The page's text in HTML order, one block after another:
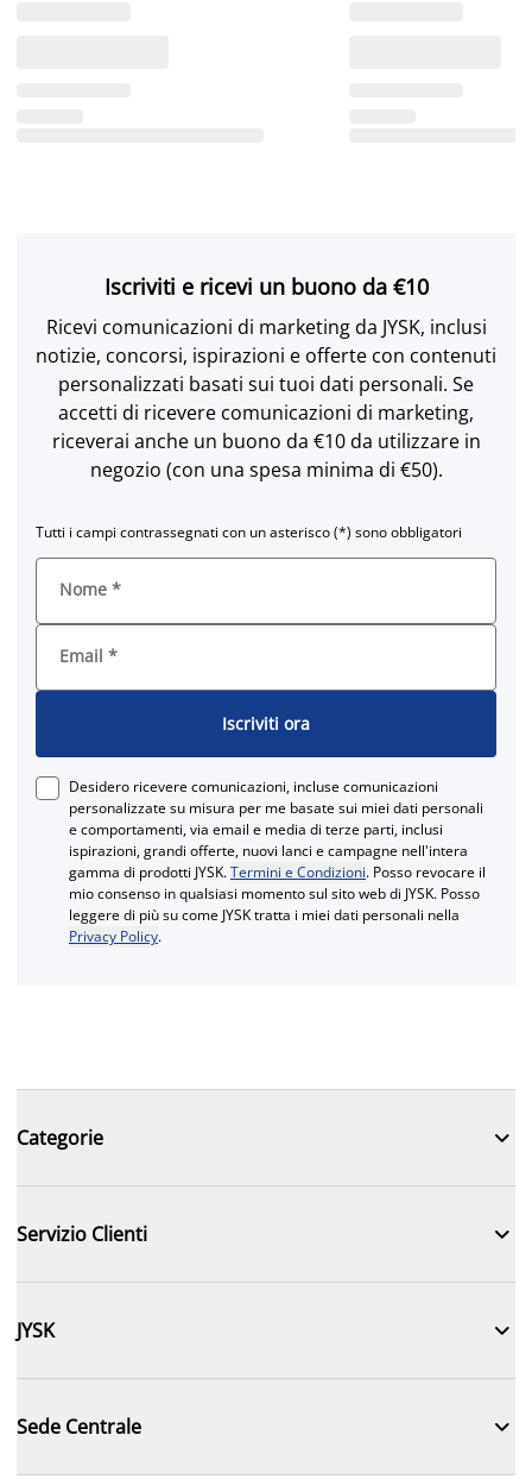
Iscriviti e ricevi un buono da €10
Ricevi comunicazioni di marketing da JYSK, inclusi
notizie, concorsi, ispirazioni e offerte con contenuti
personalizzati basati sui tuoi dati personali. Se
accetti di ricevere comunicazioni di marketing,
riceverai anche un buono da €10 da utilizzare in
negozio (con una spesa minima di €50).
Tutti i campi contrassegnati con un asterisco (*) sono obbligatori
Nome *
Email *
Iscriviti ora
Desidero ricevere comunicazioni, incluse comunicazioni
personalizzate su misura per me basate sui miei dati personali
e comportamenti, via email e media di terze parti, inclusi
ispirazioni, grandi offerte, nuovi lanci e campagne nell'intera
gamma di prodotti JYSK.Termini e Condizioni. Posso revocare il
mio consenso in qualsiasi momento sul sito web di JYSK. Posso
leggere di più su come JYSK tratta i miei dati personali nella
Privacy Policy.
Categorie 
Servizio Clienti 
JYSK 
Sede Centrale 